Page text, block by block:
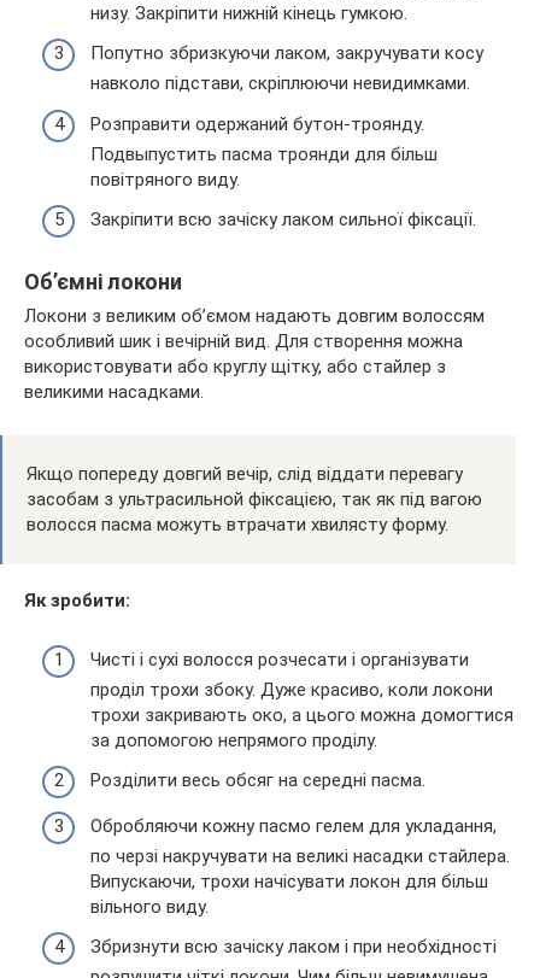
низу. Закріпити нижній кінець гумкою.
Попутно збризкуючи лаком, закручувати косу
навколо підстави, скріплюючи невидимками.
Розправити одержаний бутон-троянду.
Подвыпустить пасма троянди для більш
повітряного виду.
Закріпити всю зачіску лаком сильної фіксації.
Об’ємні локони
Локони з великим об’ємом надають довгим волоссям
особливий шик і вечірній вид. Для створення можна
використовувати або круглу щітку, або стайлер з
великими насадками.
Якщо попереду довгий вечір, слід віддати перевагу
засобам з ультрасильной фіксацією, так як під вагою
волосся пасма можуть втрачати хвилясту форму.
Як зробити:
Чисті і сухі волосся розчесати і організувати
проділ трохи збоку. Дуже красиво, коли локони
трохи закривають око, а цього можна домогтися
за допомогою непрямого проділу.
Розділити весь обсяг на середні пасма.
Обробляючи кожну пасмо гелем для укладання,
по черзі накручувати на великі насадки стайлера.
Випускаючи, трохи начісувати локон для більш
вільного виду.
Збризнути всю зачіску лаком і при необхідності